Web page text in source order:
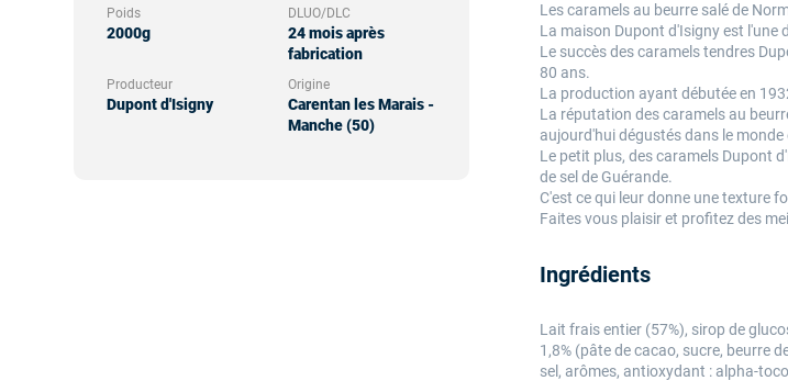
Poids
2000g
DLUO/DLC
24 mois après
fabrication
Producteur
Dupont d'Isigny
Origine
Carentan les Marais -
Manche (50)
Les caramels au beurre salé de
La maison Dupont d'Isigny est l'une
Le succès des caramels tendres
80 ans.
La production ayant débutée en
La réputation des caramels au
aujourd'hui dégustés dans le monde
Le petit plus, des caramels Dupont
de sel de Guérande.
C'est ce qui leur donne une texture
Faites vous plaisir et profitez des
Ingrédients
Lait frais entier (57%), sirop de
1,8% (pâte de cacao, sucre, beurre
sel, arômes, antioxydant : alpha-